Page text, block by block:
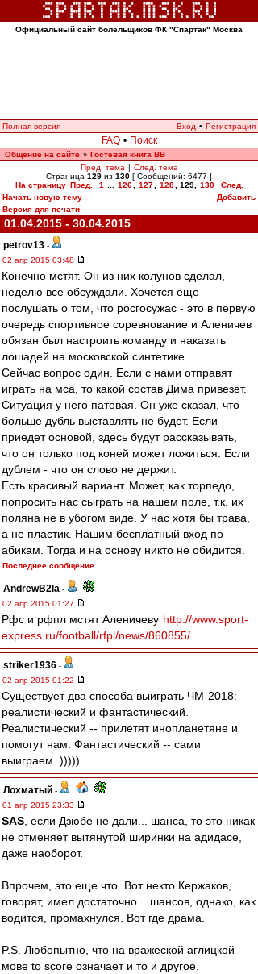
Официальный сайт болельщиков ФК "Спартак" Москва
Полная версия Вход • Регистрация
FAQ • Поиск
Общение на сайте » Гостевая книга ВВ
Пред. тема | След. тема
Страница 129 из 130 [ Сообщений: 6477 ]
На страницу Пред. 1 126 127 128 129, 130
След.
Начать новую тему
Добавить
Версия для печати
01.04.2015 - 30.04.2015
petrov13 -
02 апр 2015 03:48
Конечно мстят. Он из них колунов сделал,
неделю все обсуждали. Хочется еще
послушать о том, что росгосужас - это в первую
очередь спортивное соревнование и Аленичев
обязан был настроить команду и наказать
лошадей на московской синтетике.
Сейчас вопрос один. Если с нами отправят
играть на мса, то какой состав Дима привезет.
Ситуация у него патовая. Он уже сказал, что
больше дубль выставлять не будет. Если
приедет основой, здесь будут рассказывать,
что он только под коней может ложиться. Если
дублем - что он слово не держит.
Есть красивый вариант. Может, как торпедо,
попросить нас сыграть на нашем поле, т.к. их
поляна не в убогом виде. У нас хотя бы трава,
а не пластик. Нашим бесплатный вход по
абикам. Тогда и на основу никто не обидится.
Последнее сообщение
AndrewB2la -
02 апр 2015 01:27
Рфс и рфпл мстят Аленичеву http://www.sport-
express.ru/football/rfpl/news/860855/
striker1936 -
02 апр 2015 01:22
Существует два способа выиграть ЧМ-2018:
реалистический и фантастический.
Реалистический -- прилетят инопланетяне и
помогут нам. Фантастический -- сами
выиграем. )))))
Лохматый -
01 апр 2015 23:33
SAS , если Дзюбе не дали... шанса, то это никак
не отменяет вытянутой ширинки на адидасе,
даже наоборот.
Впрочем, это еще что. Вот некто Кержаков,
говорят, имел достаточно... шансов, однако, как
водится, промахнулся. Вот где драма.
P.S. Любопытно, что на вражеской аглицкой
мове to score означает и то и другое.